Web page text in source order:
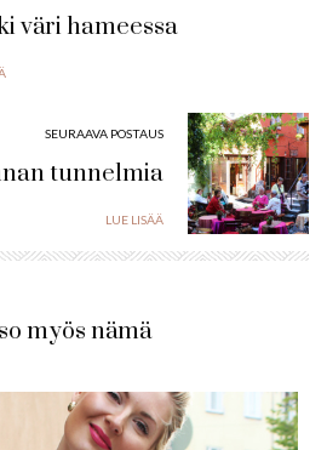
väri hameessa
SEURAAVA POSTAUS
tunnelmia
LUE LISÄÄ
myös nämä